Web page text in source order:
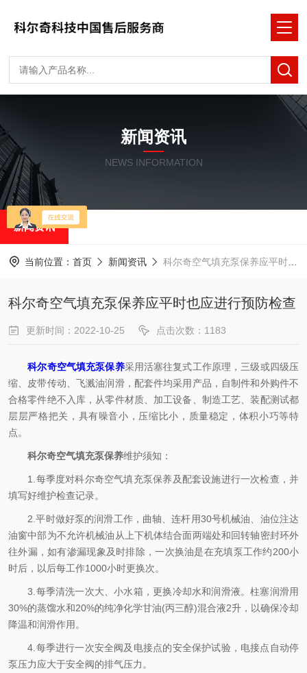
新闻资讯
NEWS INFORMATION
新闻资讯
当前位置： 首页 新闻资讯 科尔奇空气填充泵保养应平时也应进行预防检查
科尔奇空气填充泵保养应平时也应进行预防检查
更新时间：2022-10-25 点击次数：1183
科尔奇空气填充泵保养采用活塞往复式工作原理，三级或四级压
缩、皮带传动、飞溅油润滑，配套件均采用产品，自制件和外购件不
合格零件绝不入库，从零件材质、加工设备、制造工艺、装配测试都
层层严格把关，具有噪音小，压缩比小，质量稳定，体积小巧等特
点。
科尔奇空气填充泵保养维护须知：
1.每季度对科尔奇空气填充泵保养及配套设施进行一次检查，并
填写好维护检查记录。
2.平时做好泵的润滑工作，曲轴、连杆用30号机械油、油位注达
油窗中部为不允许机械油从上下机体结合面两端处和回转轴密封环外
往外漏，如有渗漏现象及时排除，一次换油是在充填泵工作约200小
时后，以后每工作1000小时更换次。
3.每季清洗一次大、小水箱，更换冷却水和润滑液。柱塞润滑用
30%的蒸馏水和20%的纯净化学甘油(丙三醇)混合液2升，以确保冷却
降温和润滑作用。
4.每季进行一次安全阀及电接点的安全保护试验，电接点自动停
泵压力应大于安全阀的排气压力。